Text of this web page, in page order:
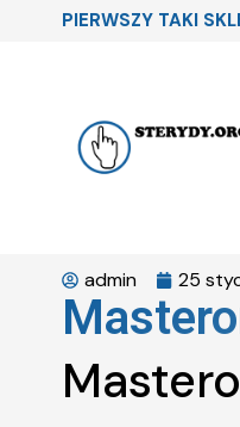
PIERWSZY TAKI
admin 25